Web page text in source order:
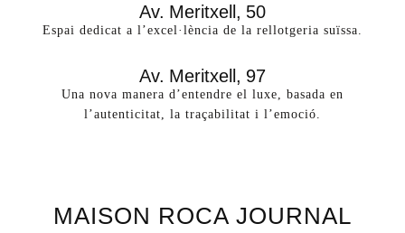
Av. Meritxell, 50
Espai dedicat a l’excel·lència de la rellotgeria suïssa.
Av. Meritxell, 97
Una nova manera d’entendre el luxe, basada en
l’autenticitat, la traçabilitat i l’emoció.
MAISON ROCA JOURNAL